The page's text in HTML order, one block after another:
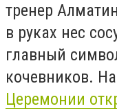
тренер
в руках нес
главный
кочевников.
Церемонии